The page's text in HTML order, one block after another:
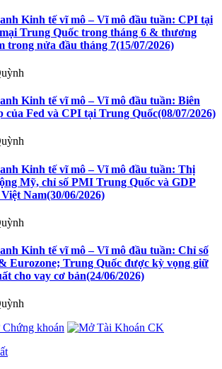
Kinh tế vĩ mô – Vĩ mô đầu tuần: CPI tại
Trung Quốc trong tháng 6 & thương
trong nửa đầu tháng 7(15/07/2026)
Kinh tế vĩ mô – Vĩ mô đầu tuần: Biên
của Fed và CPI tại Trung Quốc(08/07/2026)
Kinh tế vĩ mô – Vĩ mô đầu tuần: Thị
Mỹ, chỉ số PMI Trung Quốc và GDP
Việt Nam(30/06/2026)
Kinh tế vĩ mô – Vĩ mô đầu tuần: Chỉ số
Eurozone; Trung Quốc được kỳ vọng giữ
cho vay cơ bản(24/06/2026)